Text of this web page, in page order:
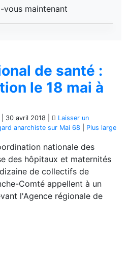
vous maintenant
de santé :
le 18 mai à
30 avril 2018
Laisser un
anarchiste sur Mai 68 Plus large
nationale des
des hôpitaux et maternités
de collectifs de
Comté appellent à un
l'Agence régionale de